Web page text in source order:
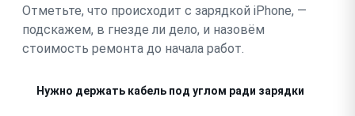
Отметьте, что происходит с зарядкой iPhone, —
подскажем, в гнезде ли дело, и назовём
стоимость ремонта до начала работ.
Нужно держать кабель под углом ради зарядки